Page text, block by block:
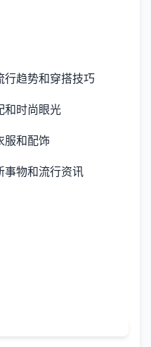
行趋势和穿搭技巧
和时尚眼光
服和配饰
事物和流行资讯